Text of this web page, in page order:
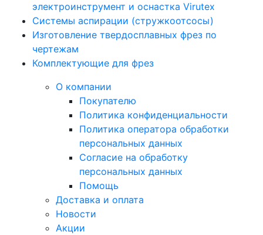
электроинструмент и оснастка Virutex
Системы аспирации (стружкоотсосы)
Изготовление твердосплавных фрез по
чертежам
Комплектующие для фрез
О компании
Покупателю
Политика конфиденциальности
Политика оператора обработки
персональных данных
Согласие на обработку
персональных данных
Помощь
Доставка и оплата
Новости
Акции